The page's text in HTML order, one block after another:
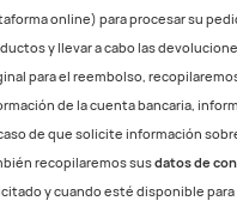
online) para procesar su
y llevar a cabo las
para el reembolso,
de la cuenta bancaria,
de que solicite información
recopilaremos susdatos de
y cuando esté disponible